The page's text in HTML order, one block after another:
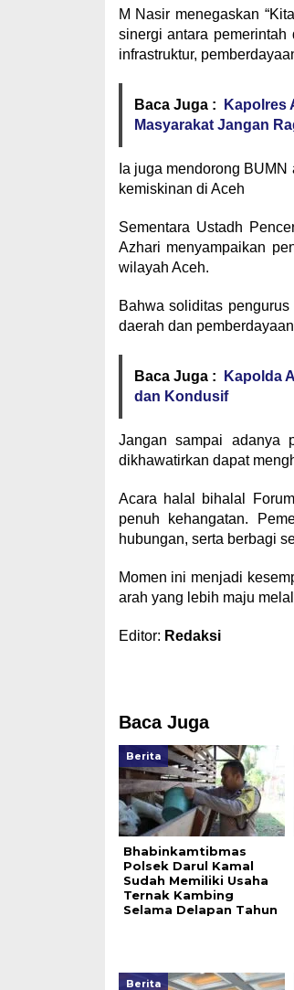
M Nasir menegaskan
sinergi antara
infrastruktur,
Baca Juga :
Kapolres
Masyarakat Jangan
Ia juga mendorong
kemiskinan di Aceh
Sementara Ustadh
Azhari menyampaikan
wilayah Aceh.
Bahwa soliditas
daerah dan
Baca Juga :
Kapolda
dan Kondusif
Jangan sampai adanya
dikhawatirkan dapat
Acara halal bihalal
penuh kehangatan.
hubungan, serta berbagi
Momen ini menjadi
arah yang lebih maju
Editor: Redaksi
Baca Juga
Berita
Bhabinkamtibmas
Polsek Darul Kamal
Sudah Memiliki Usaha
Ternak Kambing
Selama Delapan Tahun
Berita